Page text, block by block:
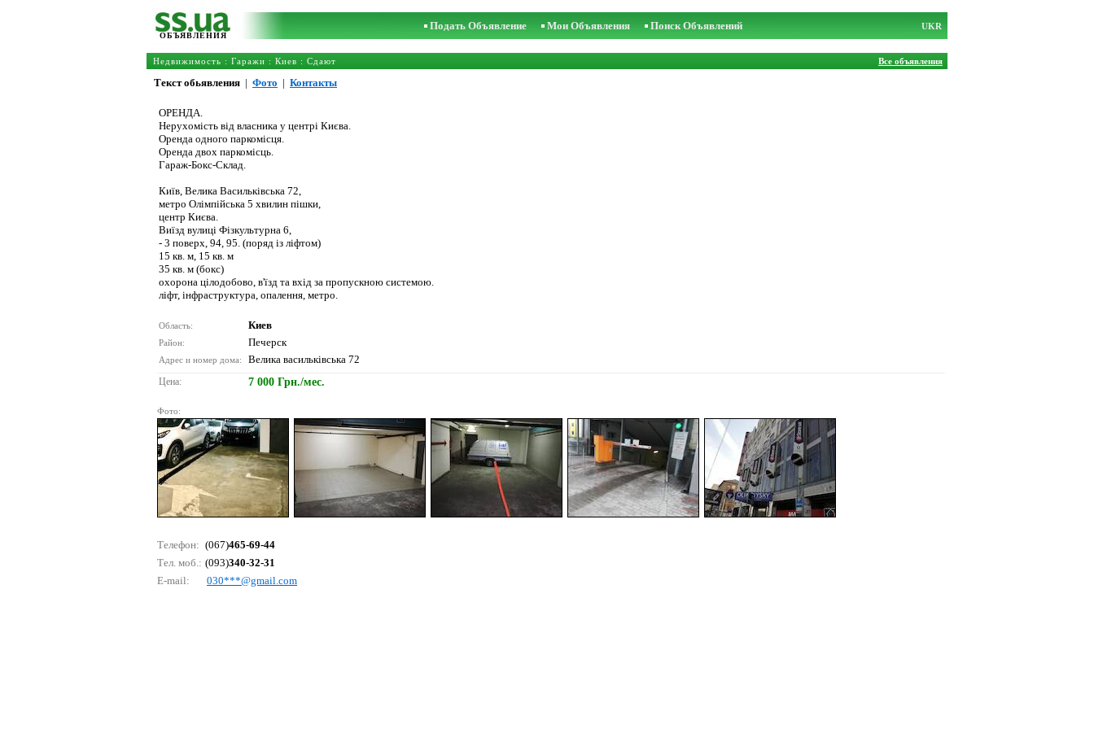
ОБЪЯВЛЕНИЯ
Подать Объявление Мои Объявления Поиск Объявлений UKR
Недвижимость : Гаражи : Киев : Сдают Все объявления
Текст обьявления | Фото | Контакты
ОРЕНДА.
Нерухомість від власника у центрі Києва.
Оренда одного паркомісця.
Оренда двох паркомісць.
Гараж-Бокс-Склад.
Київ, Велика Васильківська 72,
метро Олімпійська 5 хвилин пішки,
центр Києва.
Виїзд вулиці Фізкультурна 6,
- 3 поверх, 94, 95. (поряд із ліфтом)
15 кв. м, 15 кв. м
35 кв. м (бокс)
охорона цілодобово, в'їзд та вхід за пропускною системою.
ліфт, інфраструктура, опалення, метро.
Область: Киев
Район: Печерск
Адрес и номер дома: Велика васильківська 72
Цена: 7 000 Грн./мес.
Фото:
Телефон: (067)465-69-44
Тел. моб.: (093)340-32-31
E-mail:
030***@gmаil.соm